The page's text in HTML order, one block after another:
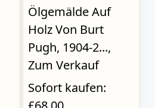
Ölgemälde Auf
Holz Von Burt
Pugh, 1904-2...,
Zum Verkauf
Sofort kaufen: